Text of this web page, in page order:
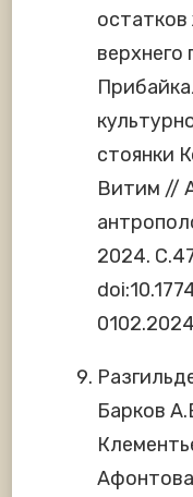
верхнего
стоянки
Витим //
2024.
Барков